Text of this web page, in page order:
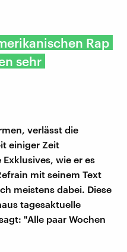
Rap
sehr
verlässt die
einiger Zeit
wie er es
mit seinem Text
meistens dabei. Diese
tagesaktuelle
"Alle paar Wochen